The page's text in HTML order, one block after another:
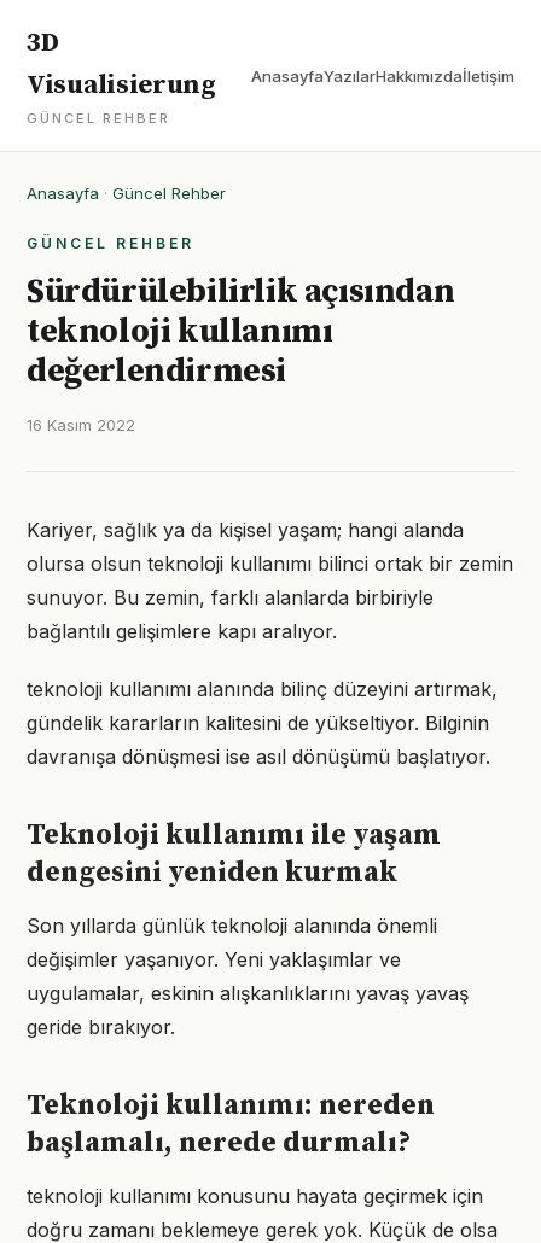
3D
Visualisierung
GÜNCEL REHBER
AnasayfaYazılarHakkımızdaİletişim
Anasayfa · Güncel Rehber
GÜNCEL REHBER
Sürdürülebilirlik açısından
teknoloji kullanımı
değerlendirmesi
16 Kasım 2022
Kariyer, sağlık ya da kişisel yaşam; hangi alanda
olursa olsun teknoloji kullanımı bilinci ortak bir zemin
sunuyor. Bu zemin, farklı alanlarda birbiriyle
bağlantılı gelişimlere kapı aralıyor.
teknoloji kullanımı alanında bilinç düzeyini artırmak,
gündelik kararların kalitesini de yükseltiyor. Bilginin
davranışa dönüşmesi ise asıl dönüşümü başlatıyor.
Teknoloji kullanımı ile yaşam
dengesini yeniden kurmak
Son yıllarda günlük teknoloji alanında önemli
değişimler yaşanıyor. Yeni yaklaşımlar ve
uygulamalar, eskinin alışkanlıklarını yavaş yavaş
geride bırakıyor.
Teknoloji kullanımı: nereden
başlamalı, nerede durmalı?
teknoloji kullanımı konusunu hayata geçirmek için
doğru zamanı beklemeye gerek yok. Küçük de olsa